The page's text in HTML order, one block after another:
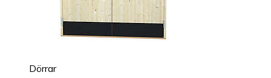
Dörrar